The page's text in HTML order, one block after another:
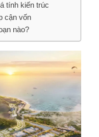
tính kiến trúc
cận vốn
nào?